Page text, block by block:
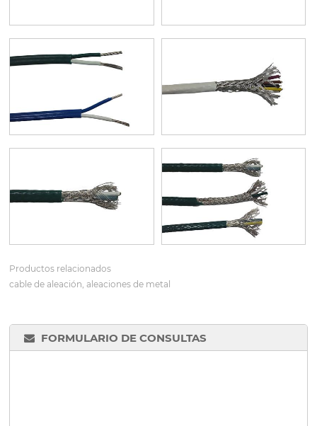
Productos relacionados
cable de aleación, aleaciones de metal
FORMULARIO DE CONSULTAS